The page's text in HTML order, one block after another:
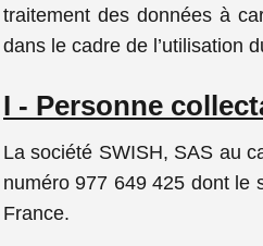
traitement des données à
dans le cadre de l’utilisation
I - Personne
La société SWISH, SAS au
numéro 977 649 425 dont le
France.